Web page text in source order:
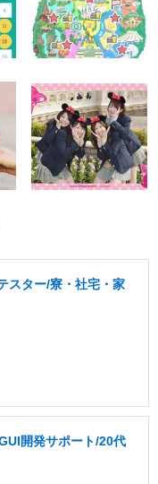
スター/寮・社宅・家
開発サポート/20代